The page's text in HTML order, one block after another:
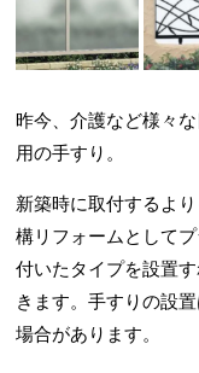
昨今、介護など様々
用の手すり。
新築時に取付するよ
構リフォームとして
付いたタイプを設置
きます。手すりの設
場合があります。